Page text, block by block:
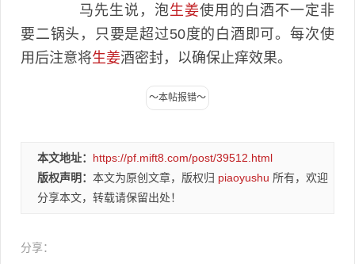
马先生说，泡生姜使用的白酒不一定非
要二锅头，只要是超过50度的白酒即可。每次使
用后注意将生姜酒密封，以确保止痒效果。
本文地址： https://pf.mift8.com/post/39512.html
版权声明： 本文为原创文章，版权归 piaoyushu 所有，欢迎
分享本文，转载请保留出处！
分享：